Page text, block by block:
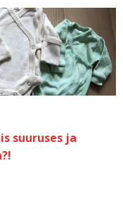
suuruses ja